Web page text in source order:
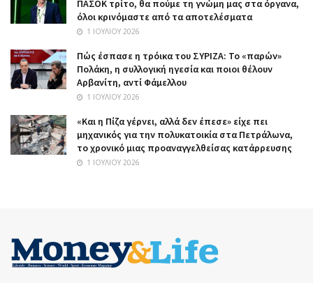
ΠΑΣΟΚ τρίτο, θα πούμε τη γνώμη μας στα όργανα,
όλοι κρινόμαστε από τα αποτελέσματα
1 ΙΟΥΛΊΟΥ 2026
Πώς έσπασε η τρόικα του ΣΥΡΙΖΑ: Το «παρών»
Πολάκη, η συλλογική ηγεσία και ποιοι θέλουν
Αρβανίτη, αντί Φάμελλου
1 ΙΟΥΛΊΟΥ 2026
«Και η Πίζα γέρνει, αλλά δεν έπεσε» είχε πει
μηχανικός για την πολυκατοικία στα Πετράλωνα,
το χρονικό μιας προαναγγελθείσας κατάρρευσης
1 ΙΟΥΛΊΟΥ 2026